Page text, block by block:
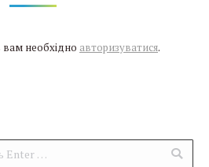
вам необхідно авторизуватися.